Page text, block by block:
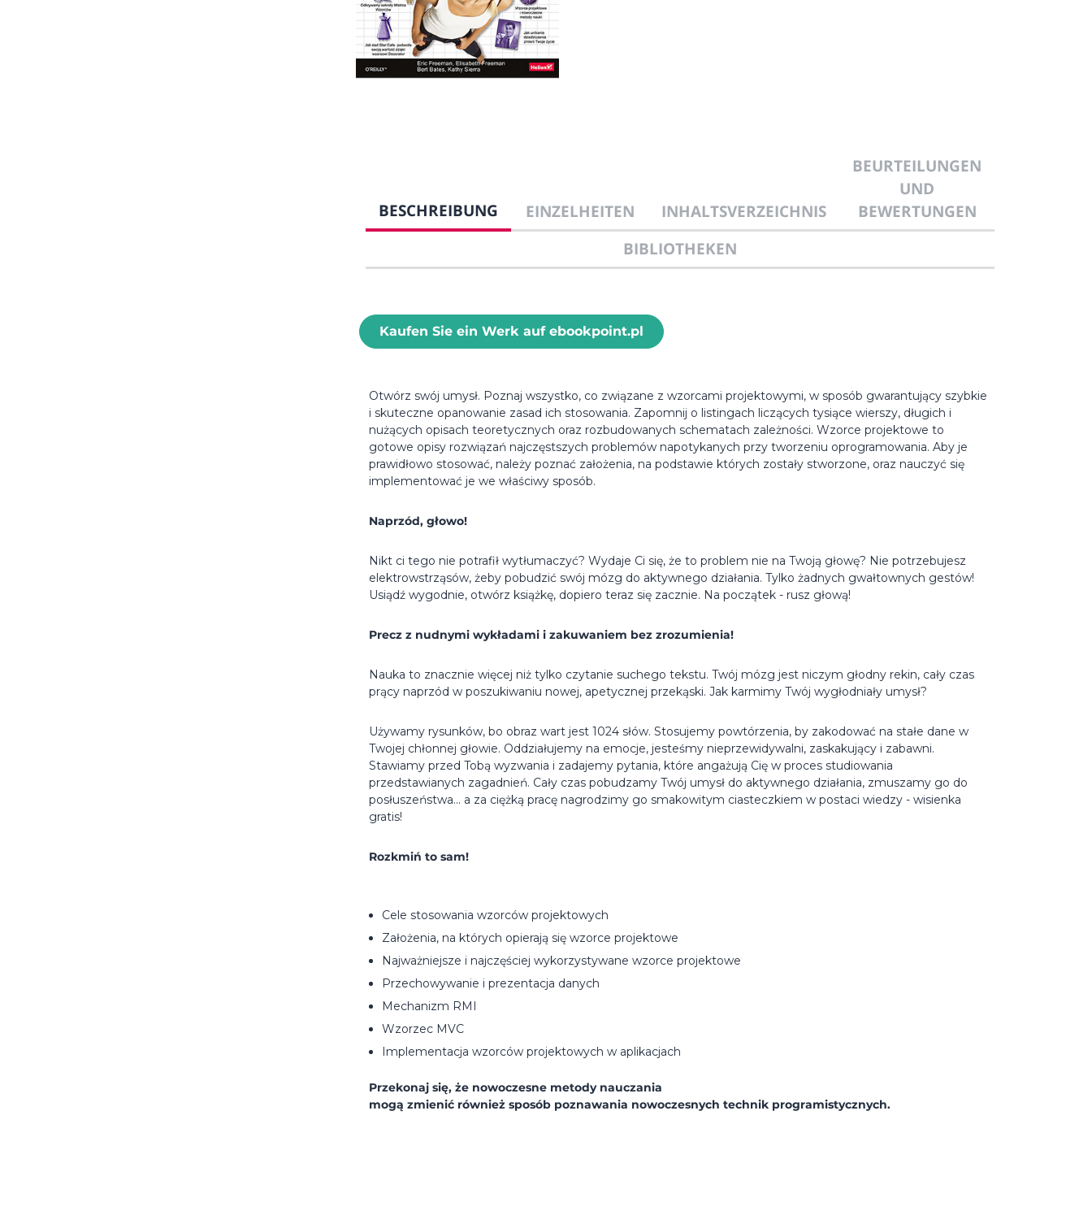
BESCHREIBUNG EINZELHEITEN INHALTSVERZEICHNIS
BEURTEILUNGEN
UND
BEWERTUNGEN
BIBLIOTHEKEN
Kaufen Sie ein Werk auf ebookpoint.pl
Otwórz swój umysł. Poznaj wszystko, co związane z wzorcami projektowymi, w sposób gwarantujący szybkie
i skuteczne opanowanie zasad ich stosowania. Zapomnij o listingach liczących tysiące wierszy, długich i
nużących opisach teoretycznych oraz rozbudowanych schematach zależności. Wzorce projektowe to
gotowe opisy rozwiązań najczęstszych problemów napotykanych przy tworzeniu oprogramowania. Aby je
prawidłowo stosować, należy poznać założenia, na podstawie których zostały stworzone, oraz nauczyć się
implementować je we właściwy sposób.
Naprzód, głowo!
Nikt ci tego nie potrafił wytłumaczyć? Wydaje Ci się, że to problem nie na Twoją głowę? Nie potrzebujesz
elektrowstrząsów, żeby pobudzić swój mózg do aktywnego działania. Tylko żadnych gwałtownych gestów!
Usiądź wygodnie, otwórz książkę, dopiero teraz się zacznie. Na początek - rusz głową!
Precz z nudnymi wykładami i zakuwaniem bez zrozumienia!
Nauka to znacznie więcej niż tylko czytanie suchego tekstu. Twój mózg jest niczym głodny rekin, cały czas
prący naprzód w poszukiwaniu nowej, apetycznej przekąski. Jak karmimy Twój wygłodniały umysł?
Używamy rysunków, bo obraz wart jest 1024 słów. Stosujemy powtórzenia, by zakodować na stałe dane w
Twojej chłonnej głowie. Oddziałujemy na emocje, jesteśmy nieprzewidywalni, zaskakujący i zabawni.
Stawiamy przed Tobą wyzwania i zadajemy pytania, które angażują Cię w proces studiowania
przedstawianych zagadnień. Cały czas pobudzamy Twój umysł do aktywnego działania, zmuszamy go do
posłuszeństwa... a za ciężką pracę nagrodzimy go smakowitym ciasteczkiem w postaci wiedzy - wisienka
gratis!
Rozkmiń to sam!
Cele stosowania wzorców projektowych
Założenia, na których opierają się wzorce projektowe
Najważniejsze i najczęściej wykorzystywane wzorce projektowe
Przechowywanie i prezentacja danych
Mechanizm RMI
Wzorzec MVC
Implementacja wzorców projektowych w aplikacjach
Przekonaj się, że nowoczesne metody nauczania
mogą zmienić również sposób poznawania nowoczesnych technik programistycznych.